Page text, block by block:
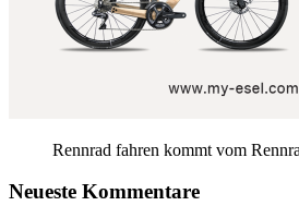
Rennrad fahren kommt vom
Neueste Kommentare